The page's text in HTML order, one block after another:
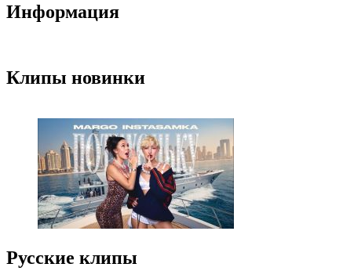
Информация
Клипы новинки
Русские клипы